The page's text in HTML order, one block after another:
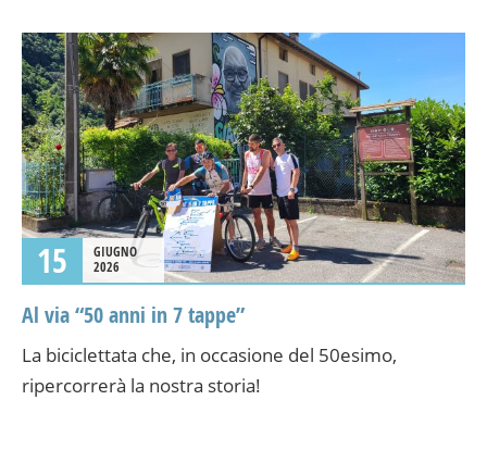
15
GIUGNO
2026
Al via “50 anni in 7 tappe”
La biciclettata che, in occasione del 50esimo,
ripercorrerà la nostra storia!